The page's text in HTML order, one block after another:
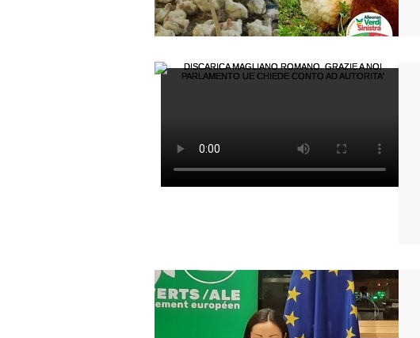
Cambiamento Climatico Riconversione
OGM Etichettatura Green New Deal
Rinnovabili & Efficienza